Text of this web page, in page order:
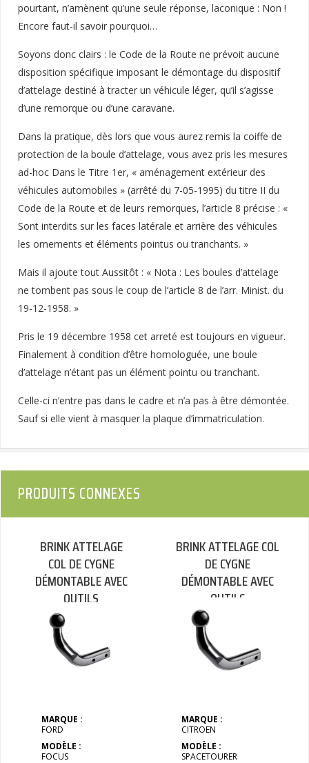
pourtant, n’amènent qu’une seule réponse, laconique : Non !
Encore faut-il savoir pourquoi…
Soyons donc clairs : le Code de la Route ne prévoit aucune
disposition spécifique imposant le démontage du dispositif
d’attelage destiné à tracter un véhicule léger, qu’il s’agisse
d’une remorque ou d’une caravane.
Dans la pratique, dès lors que vous aurez remis la coiffe de
protection de la boule d’attelage, vous avez pris les mesures
ad-hoc Dans le Titre 1er, « aménagement extérieur des
véhicules automobiles » (arrêté du 7-05-1995) du titre II du
Code de la Route et de leurs remorques, l’article 8 précise : «
Sont interdits sur les faces latérale et arrière des véhicules
les ornements et éléments pointus ou tranchants. »
Mais il ajoute tout Aussitôt : « Nota : Les boules d’attelage
ne tombent pas sous le coup de l’article 8 de l’arr. Minist. du
19-12-1958. »
Pris le 19 décembre 1958 cet arreté est toujours en vigueur.
Finalement à condition d’être homologuée, une boule
d’attelage n’étant pas un élément pointu ou tranchant.
Celle-ci n’entre pas dans le cadre et n’a pas à être démontée.
Sauf si elle vient à masquer la plaque d’immatriculation.
PRODUITS CONNEXES
BRINK ATTELAGE
COL DE CYGNE
DÉMONTABLE AVEC
OUTILS
MARQUE :
FORD
MODÈLE :
FOCUS
BRINK ATTELAGE COL
DE CYGNE
DÉMONTABLE AVEC
OUTILS
MARQUE :
CITROEN
MODÈLE :
SPACETOURER